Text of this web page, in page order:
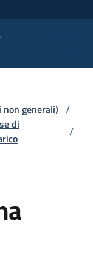
generali) /
di
/